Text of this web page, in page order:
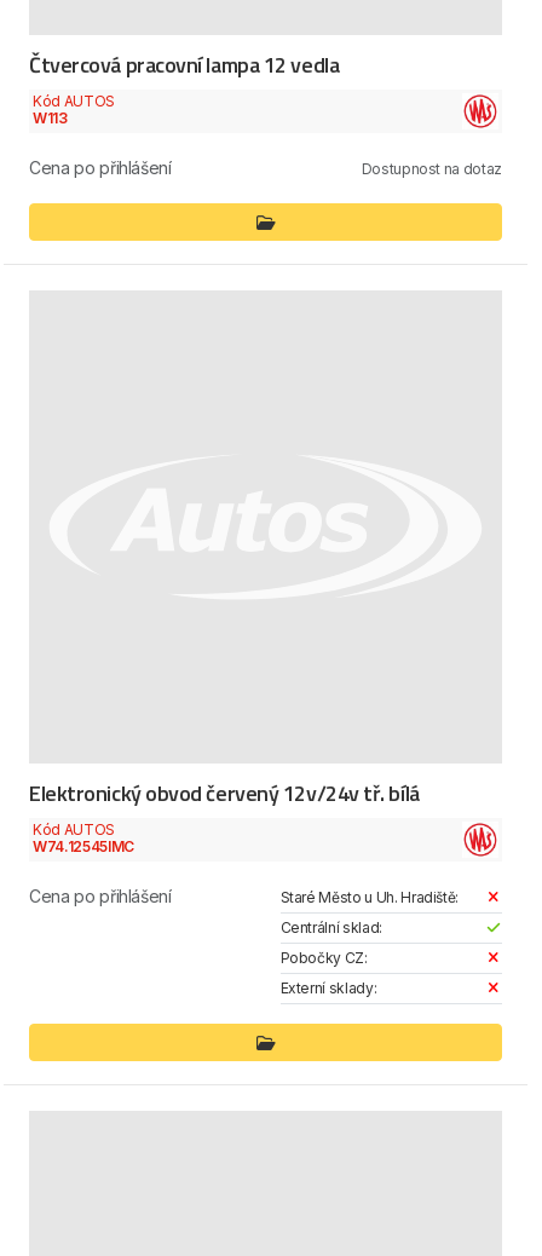
Čtvercová pracovní lampa 12 vedla
Kód AUTOS
W113
Cena po přihlášení Dostupnost na dotaz
Elektronický obvod červený 12v/24v tř. bílá
Kód AUTOS
W74.12545IMC
Cena po přihlášení
Staré Město u Uh. Hradiště:
Centrální sklad:
Pobočky CZ:
Externí sklady: